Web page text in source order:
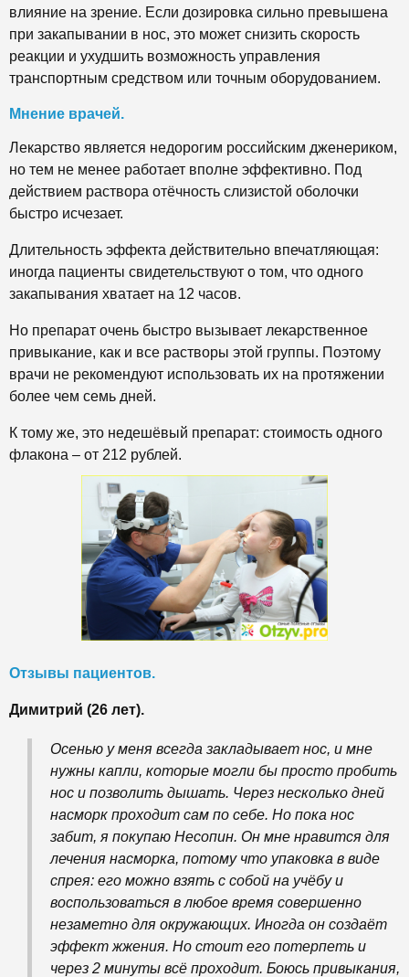
влияние на зрение. Если дозировка сильно превышена
при закапывании в нос, это может снизить скорость
реакции и ухудшить возможность управления
транспортным средством или точным оборудованием.
Мнение врачей.
Лекарство является недорогим российским дженериком,
но тем не менее работает вполне эффективно. Под
действием раствора отёчность слизистой оболочки
быстро исчезает.
Длительность эффекта действительно впечатляющая:
иногда пациенты свидетельствуют о том, что одного
закапывания хватает на 12 часов.
Но препарат очень быстро вызывает лекарственное
привыкание, как и все растворы этой группы. Поэтому
врачи не рекомендуют использовать их на протяжении
более чем семь дней.
К тому же, это недешёвый препарат: стоимость одного
флакона – от 212 рублей.
Отзывы пациентов.
Димитрий (26 лет).
Осенью у меня всегда закладывает нос, и мне
нужны капли, которые могли бы просто пробить
нос и позволить дышать. Через несколько дней
насморк проходит сам по себе. Но пока нос
забит, я покупаю Несопин. Он мне нравится для
лечения насморка, потому что упаковка в виде
спрея: его можно взять с собой на учёбу и
воспользоваться в любое время совершенно
незаметно для окружающих. Иногда он создаёт
эффект жжения. Но стоит его потерпеть и
через 2 минуты всё проходит. Боюсь привыкания,